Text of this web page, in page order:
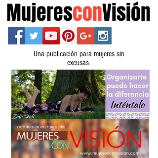
MujeresconVisión
Una publicación para mujeres sin
excusas